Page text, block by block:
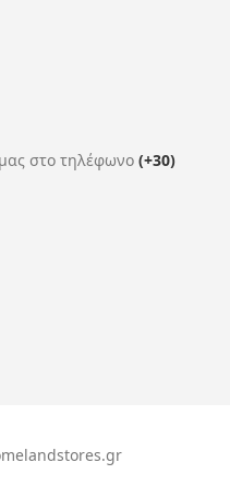
στο τηλέφωνο (+30)